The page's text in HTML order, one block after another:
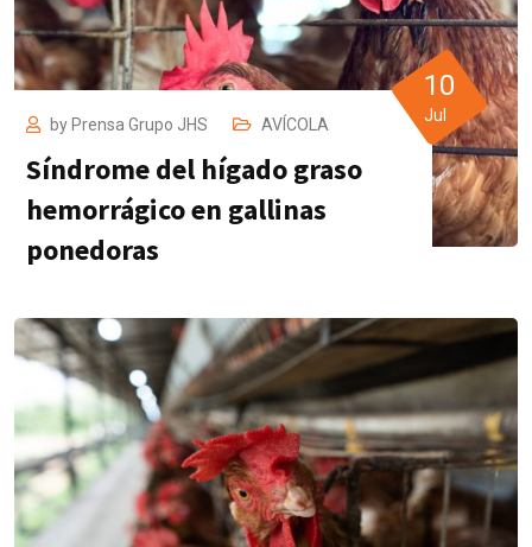
by Prensa Grupo JHS AVÍCOLA
Síndrome del hígado graso
hemorrágico en gallinas
ponedoras
10
Jul